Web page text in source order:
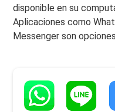
disponible en su
Aplicaciones como
Messenger son